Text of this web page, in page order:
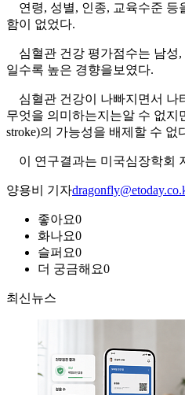
연령, 성별, 인종, 교육수준 등
함이 없었다.
심혈관 건강 평가점수는 남성,
일수록 높은 경향을보였다.
심혈관 건강이 나빠지면서 나
무엇을 의미하는지는알 수 없지
stroke)의 가능성을 배제할 수
이 연구결과는 미국심장학회
양용비 기자
좋아요0
화나요0
슬퍼요0
더 궁금해요0
최신뉴스